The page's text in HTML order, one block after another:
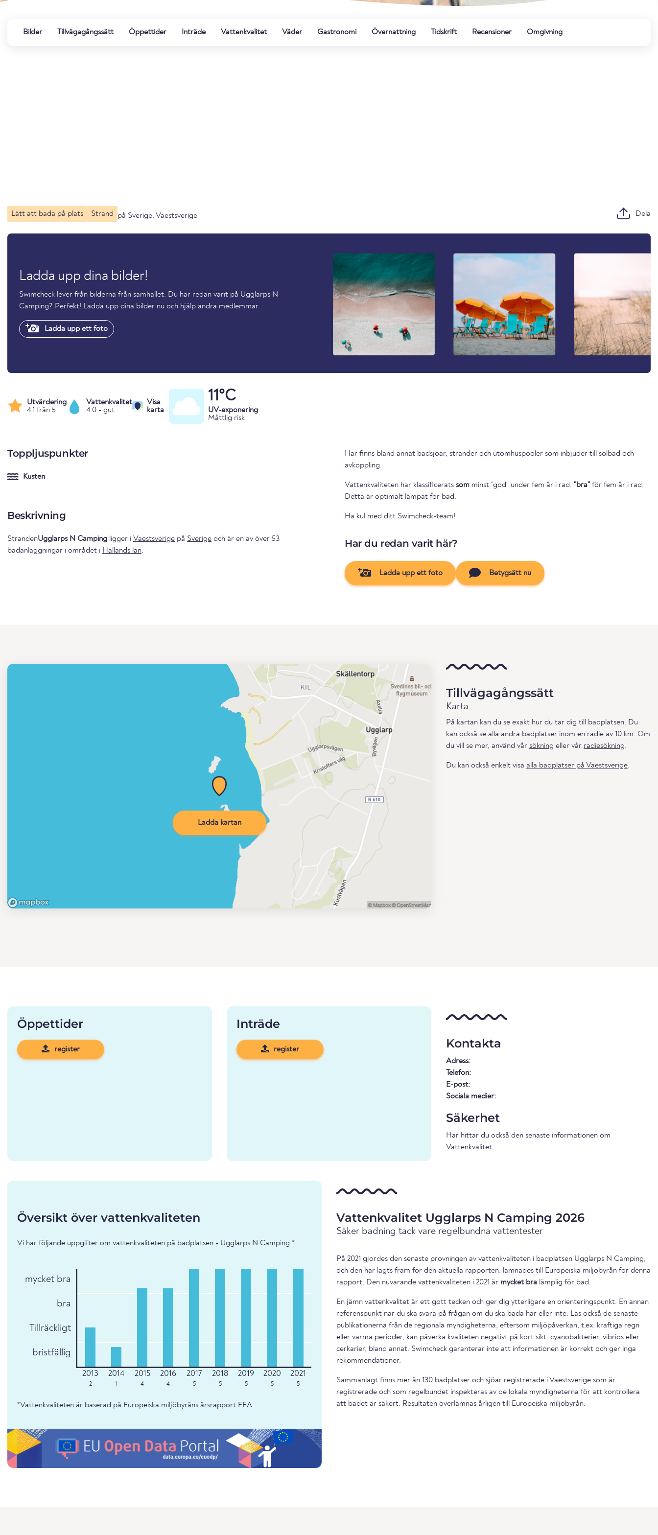
Bilder Tillvägagångssätt Öppettider Inträde Vattenkvalitet Väder Gastronomi Övernattning Tidskrift Recensioner Omgivning
Lätt att bada på plats Strand på Sverige, Vaestsverige Dela
Ladda upp dina bilder!
Swimcheck lever från bilderna från samhället. Du har redan varit på Ugglarps N
Camping? Perfekt! Ladda upp dina bilder nu och hjälp andra medlemmar.
Ladda upp ett foto
Utvärdering
4.1 från 5
Vattenkvalitet
4.0 - gut
Visa
karta
11°C
UV-exponering
Måttlig risk
Toppljuspunkter
Kusten
Beskrivning
StrandenUgglarps N Camping ligger i Vaestsverige på Sverige och är en av över 53
badanläggningar i området i Hallands län.
Här finns bland annat badsjöar, stränder och utomhuspooler som inbjuder till solbad och
avkoppling.
Vattenkvaliteten har klassificerats som minst "god" under fem år i rad. "bra" för fem år i rad.
Detta är optimalt lämpat för bad.
Ha kul med ditt Swimcheck-team!
Har du redan varit här?
Ladda upp ett foto Betygsätt nu
Ladda kartan
Tillvägagångssätt
Karta
På kartan kan du se exakt hur du tar dig till badplatsen. Du
kan också se alla andra badplatser inom en radie av 10 km. Om
du vill se mer, använd vår sökning eller vår radiesökning.
Du kan också enkelt visa alla badplatser på Vaestsverige.
Öppettider
register
Inträde
register Kontakta
Adress:
Telefon:
E-post:
Sociala medier:
Säkerhet
Här hittar du också den senaste informationen om
Vattenkvalitet.
Översikt över vattenkvaliteten
Vi har följande uppgifter om vattenkvaliteten på badplatsen - Ugglarps N Camping *.
mycket bra
bra
Tillräckligt
bristfällig
2 1 4 4 5 5 5 5 5
*Vattenkvaliteten är baserad på Europeiska miljöbyråns årsrapport EEA.
Vattenkvalitet Ugglarps N Camping 2026
Säker badning tack vare regelbundna vattentester
På 2021 gjordes den senaste provningen av vattenkvaliteten i badplatsen Ugglarps N Camping,
och den har lagts fram för den aktuella rapporten. lämnades till Europeiska miljöbyrån för denna
rapport. Den nuvarande vattenkvaliteten i 2021 är mycket bra lämplig för bad.
En jämn vattenkvalitet är ett gott tecken och ger dig ytterligare en orienteringspunkt. En annan
referenspunkt när du ska svara på frågan om du ska bada här eller inte. Läs också de senaste
publikationerna från de regionala myndigheterna, eftersom miljöpåverkan, t.ex. kraftiga regn
eller varma perioder, kan påverka kvaliteten negativt på kort sikt. cyanobakterier, vibrios eller
cerkarier, bland annat. Swimcheck garanterar inte att informationen är korrekt och ger inga
rekommendationer.
Sammanlagt finns mer än 130 badplatser och sjöar registrerade i Vaestsverige som är
registrerade och som regelbundet inspekteras av de lokala myndigheterna för att kontrollera
att badet är säkert. Resultaten överlämnas årligen till Europeiska miljöbyrån.